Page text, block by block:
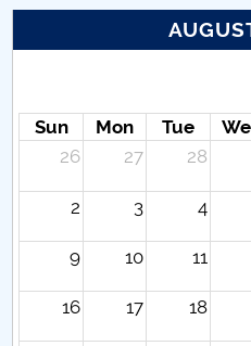
Sun Mon Tue
26
27 28
2 3 4
9 10 11
16 17 18